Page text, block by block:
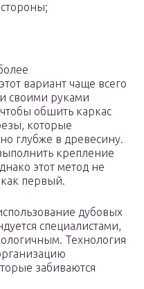
вариант чаще всего
своими руками
обшить каркас
которые
глубже в древесину.
крепление
этот метод не
первый.
дубовых
специалистами,
Технология
забиваются